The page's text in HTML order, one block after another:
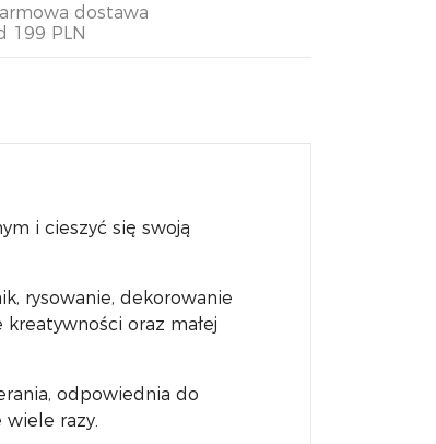
dostawa
199 PLN
i cieszyć się swoją
rysowanie, dekorowanie
oraz małej
odpowiednia do
wiele razy.